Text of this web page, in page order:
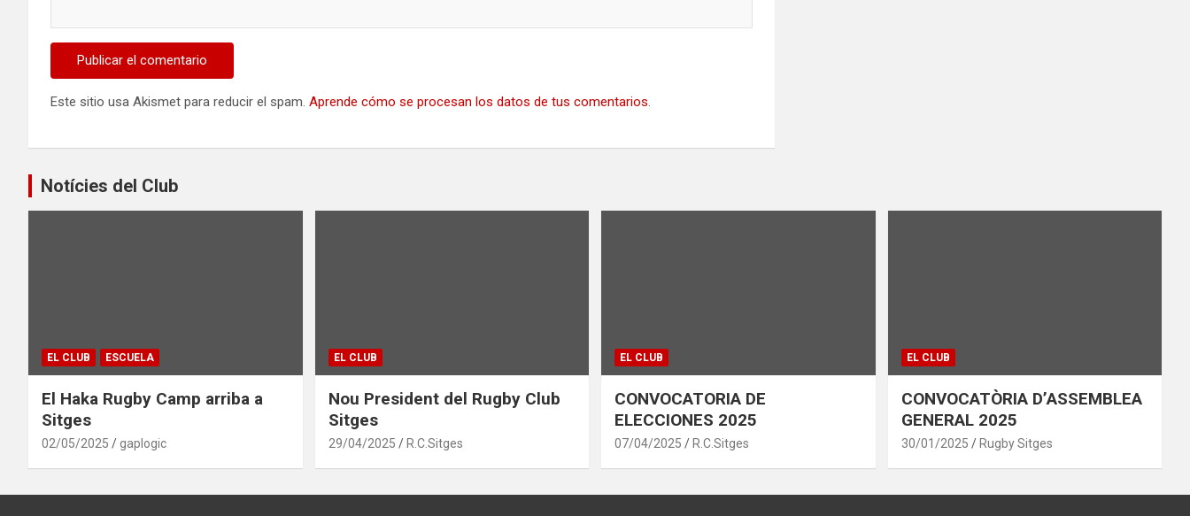
Este sitio usa Akismet para reducir el spam. Aprende cómo se procesan los datos de tus comentarios.
Notícies del Club
EL CLUB ESCUELA
El Haka Rugby Camp arriba a
Sitges
02/05/2025 gaplogic
EL CLUB
Nou President del Rugby Club
Sitges
29/04/2025 R.C.Sitges
EL CLUB
CONVOCATORIA DE
ELECCIONES 2025
07/04/2025 R.C.Sitges
EL CLUB
CONVOCATÒRIA D’ASSEMBLEA
GENERAL 2025
30/01/2025 Rugby Sitges